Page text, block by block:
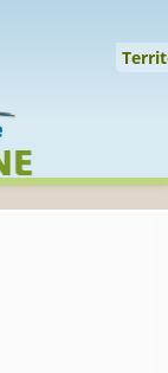
préserver